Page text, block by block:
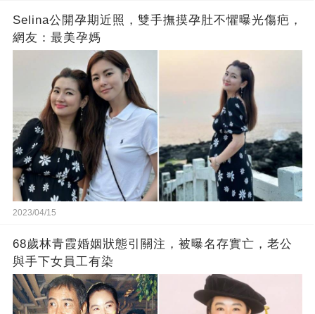
Selina公開孕期近照，雙手撫摸孕肚不懼曝光傷疤，
網友：最美孕媽
2023/04/15
68歲林青霞婚姻狀態引關注，被曝名存實亡，老公
與手下女員工有染